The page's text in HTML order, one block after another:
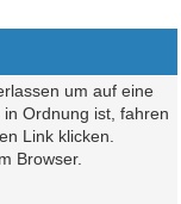
um auf eine
Ordnung ist, fahren
Link klicken.
Browser.